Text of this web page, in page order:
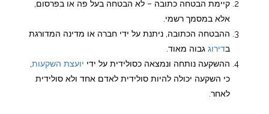
קיימת הבטחה כתובה – לא הבטחה בעל פה או בפרסום,
אלא במסמך רשמי.
ההבטחה הכתובה, ניתנת על ידי חברה או מדינה המדורגת
בדירוג גבוה מאוד.
ההשקעה נותחה ונמצאה כסולידית על ידי יועצת השקעות
כי השקעה יכולה להיות סולידית לאדם אחד ולא סולידית
לאחר.